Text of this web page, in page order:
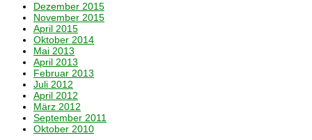
Dezember 2015
November 2015
April 2015
Oktober 2014
Mai 2013
April 2013
Februar 2013
Juli 2012
April 2012
März 2012
September 2011
Oktober 2010